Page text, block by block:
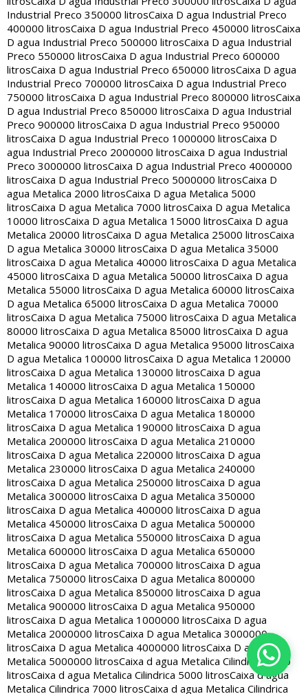
Industrial Preco 350000 litrosCaixa D agua Industrial Preco
400000 litrosCaixa D agua Industrial Preco 450000 litrosCaixa
D agua Industrial Preco 500000 litrosCaixa D agua Industrial
Preco 550000 litrosCaixa D agua Industrial Preco 600000
litrosCaixa D agua Industrial Preco 650000 litrosCaixa D agua
Industrial Preco 700000 litrosCaixa D agua Industrial Preco
750000 litrosCaixa D agua Industrial Preco 800000 litrosCaixa
D agua Industrial Preco 850000 litrosCaixa D agua Industrial
Preco 900000 litrosCaixa D agua Industrial Preco 950000
litrosCaixa D agua Industrial Preco 1000000 litrosCaixa D
agua Industrial Preco 2000000 litrosCaixa D agua Industrial
Preco 3000000 litrosCaixa D agua Industrial Preco 4000000
litrosCaixa D agua Industrial Preco 5000000 litrosCaixa D
agua Metalica 2000 litrosCaixa D agua Metalica 5000
litrosCaixa D agua Metalica 7000 litrosCaixa D agua Metalica
10000 litrosCaixa D agua Metalica 15000 litrosCaixa D agua
Metalica 20000 litrosCaixa D agua Metalica 25000 litrosCaixa
D agua Metalica 30000 litrosCaixa D agua Metalica 35000
litrosCaixa D agua Metalica 40000 litrosCaixa D agua Metalica
45000 litrosCaixa D agua Metalica 50000 litrosCaixa D agua
Metalica 55000 litrosCaixa D agua Metalica 60000 litrosCaixa
D agua Metalica 65000 litrosCaixa D agua Metalica 70000
litrosCaixa D agua Metalica 75000 litrosCaixa D agua Metalica
80000 litrosCaixa D agua Metalica 85000 litrosCaixa D agua
Metalica 90000 litrosCaixa D agua Metalica 95000 litrosCaixa
D agua Metalica 100000 litrosCaixa D agua Metalica 120000
litrosCaixa D agua Metalica 130000 litrosCaixa D agua
Metalica 140000 litrosCaixa D agua Metalica 150000
litrosCaixa D agua Metalica 160000 litrosCaixa D agua
Metalica 170000 litrosCaixa D agua Metalica 180000
litrosCaixa D agua Metalica 190000 litrosCaixa D agua
Metalica 200000 litrosCaixa D agua Metalica 210000
litrosCaixa D agua Metalica 220000 litrosCaixa D agua
Metalica 230000 litrosCaixa D agua Metalica 240000
litrosCaixa D agua Metalica 250000 litrosCaixa D agua
Metalica 300000 litrosCaixa D agua Metalica 350000
litrosCaixa D agua Metalica 400000 litrosCaixa D agua
Metalica 450000 litrosCaixa D agua Metalica 500000
litrosCaixa D agua Metalica 550000 litrosCaixa D agua
Metalica 600000 litrosCaixa D agua Metalica 650000
litrosCaixa D agua Metalica 700000 litrosCaixa D agua
Metalica 750000 litrosCaixa D agua Metalica 800000
litrosCaixa D agua Metalica 850000 litrosCaixa D agua
Metalica 900000 litrosCaixa D agua Metalica 950000
litrosCaixa D agua Metalica 1000000 litrosCaixa D agua
Metalica 2000000 litrosCaixa D agua Metalica 3000000
litrosCaixa D agua Metalica 4000000 litrosCaixa D agua
Metalica 5000000 litrosCaixa d agua Metalica Cilindrica 2000
litrosCaixa d agua Metalica Cilindrica 5000 litrosCaixa d agua
Metalica Cilindrica 7000 litrosCaixa d agua Metalica Cilindrica